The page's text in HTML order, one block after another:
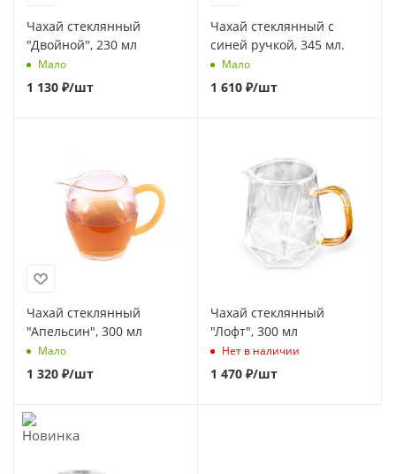
Чахай стеклянный
"Двойной", 230 мл
Мало
1 130 ₽/шт
Чахай стеклянный с
синей ручкой, 345 мл.
Мало
1 610 ₽/шт
Чахай стеклянный
"Апельсин", 300 мл
Мало
1 320 ₽/шт
Чахай стеклянный
"Лофт", 300 мл
Нет в наличии
1 470 ₽/шт